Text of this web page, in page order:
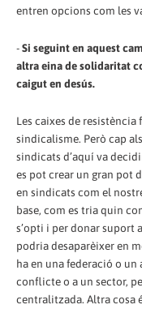
entren opcions com les
-Si seguint en aquest
altra eina de solidaritat
caigut en desús.
Les caixes de resistència
sindicalisme. Però cap
sindicats d’aquí va
es pot crear un gran pot
en sindicats com el
base, com es tria quin
s’opti i per donar suport
podria desaparèixer en
ha en una federació o
conflicte o a un sector,
centralitzada. Altra cosa